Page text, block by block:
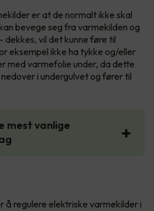
er at de normalt ikke skal
bevege seg fra varmekilden og
vil det kunne føre til
eksempel ikke ha tykke og/eller
med varmefolie under, da dette
i undergulvet og fører til
mest vanlige
regulere elektriske varmekilder i